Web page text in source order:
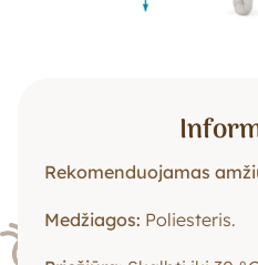
Rekomenduojamas
Medžiagos: Poliesteris.